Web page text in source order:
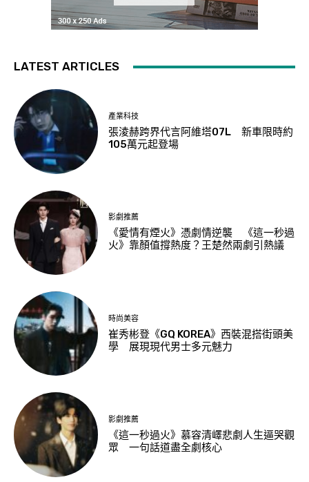
LATEST ARTICLES
產業科技
張淩赫跨界代言阿維塔07L 新車限時約
105萬元起登場
影劇推薦
《愛情有煙火》憑劇情逆襲 《這一秒過
火》靠顏值撐熱度？王楚然兩劇引熱議
時尚美容
崔秀彬登《GQ KOREA》西裝混搭街頭美
學 展現現代男士多元魅力
影劇推薦
《這一秒過火》慕容清嶧悲劇人生逼哭觀
眾 一句話道盡全劇核心